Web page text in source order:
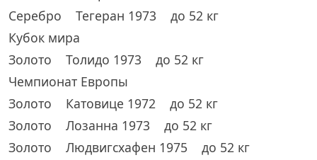
Серебро Тегеран 1973 до 52 кг
Кубок мира
Золото Толидо 1973 до 52 кг
Чемпионат Европы
Золото Катовице 1972 до 52 кг
Золото Лозанна 1973 до 52 кг
Золото Людвигсхафен 1975 до 52 кг